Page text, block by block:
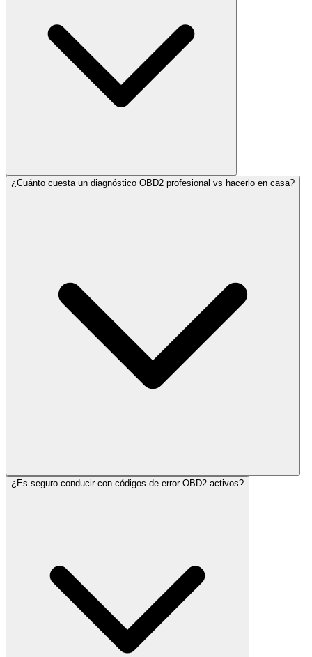
¿Cuánto cuesta un diagnóstico OBD2 profesional vs hacerlo en casa?
¿Es seguro conducir con códigos de error OBD2 activos?